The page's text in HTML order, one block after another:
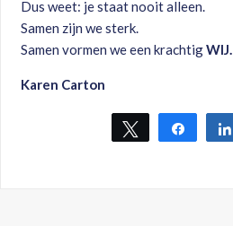
Dus weet: je staat nooit alleen.
Samen zijn we sterk.
Samen vormen we een krachtigWIJ.
Karen Carton
Tweet Share